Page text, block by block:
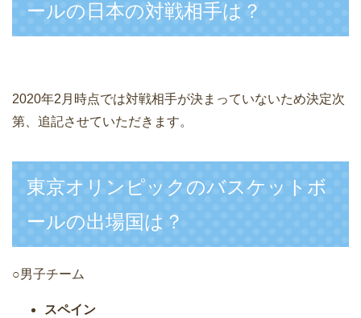
ールの日本の対戦相手は？
2020年2月時点では対戦相手が決まっていないため決定次
第、追記させていただきます。
東京オリンピックのバスケットボ
ールの出場国は？
○男子チーム
スペイン